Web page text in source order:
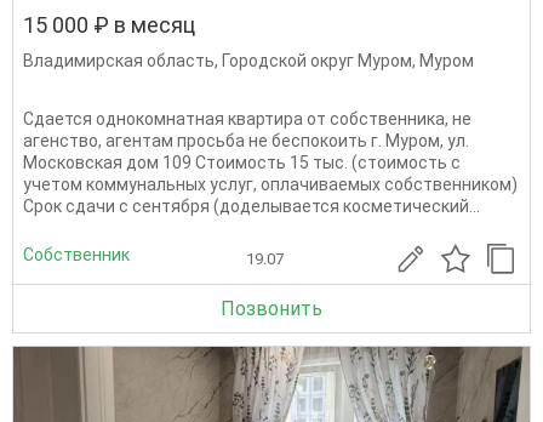
15 000 ₽ в месяц
Владимирская область, Городской округ Муром, Муром
Сдается однокомнатная квартира от собственника, не
агенство, агентам просьба не беспокоить г. Муром, ул.
Московская дом 109 Стоимость 15 тыс. (стоимость с
учетом коммунальных услуг, оплачиваемых собственником)
Срок сдачи с сентября (доделывается косметический...
Собственник 19.07
Позвонить